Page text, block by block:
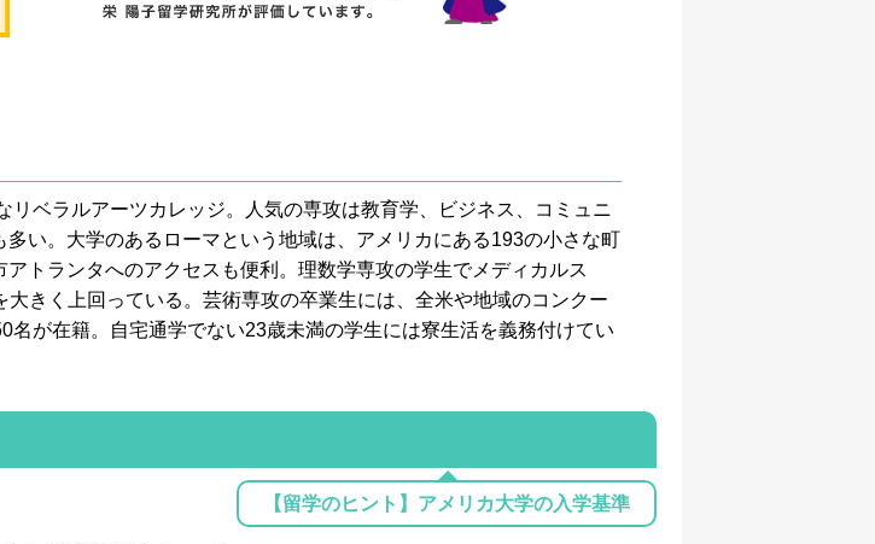
ベラルアーツカレッジ。人気の専攻は教育学、ビジネス、コミュニ
い。大学のあるローマという地域は、アメリカにある193の小さな町
トランタへのアクセスも便利。理数学専攻の学生でメディカルス
きく上回っている。芸術専攻の卒業生には、全米や地域のコンクー
が在籍。自宅通学でない23歳未満の学生には寮生活を義務付けてい
【留学のヒント】アメリカ大学の入学基準